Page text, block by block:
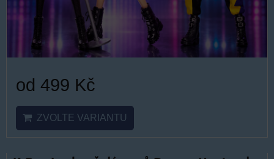
od 499 Kč
ZVOLTE VARIANTU